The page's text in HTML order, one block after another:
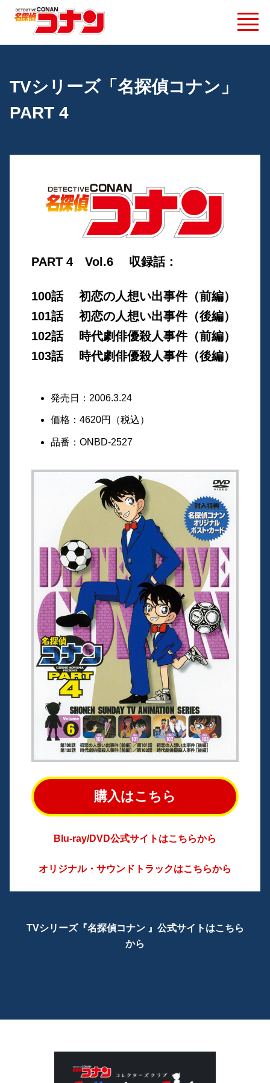
TVシリーズ「名探偵コナン」
PART 4
PART 4 Vol.6 収録話：
100話 初恋の人想い出事件（前編）
101話 初恋の人想い出事件（後編）
102話 時代劇俳優殺人事件（前編）
103話 時代劇俳優殺人事件（後編）
発売日：2006.3.24
価格：4620円（税込）
品番：ONBD-2527
購入はこちら
Blu-ray/DVD公式サイトはこちらから
オリジナル・サウンドトラックはこちらから
TVシリーズ『名探偵コナン 』公式サイトはこちら
から